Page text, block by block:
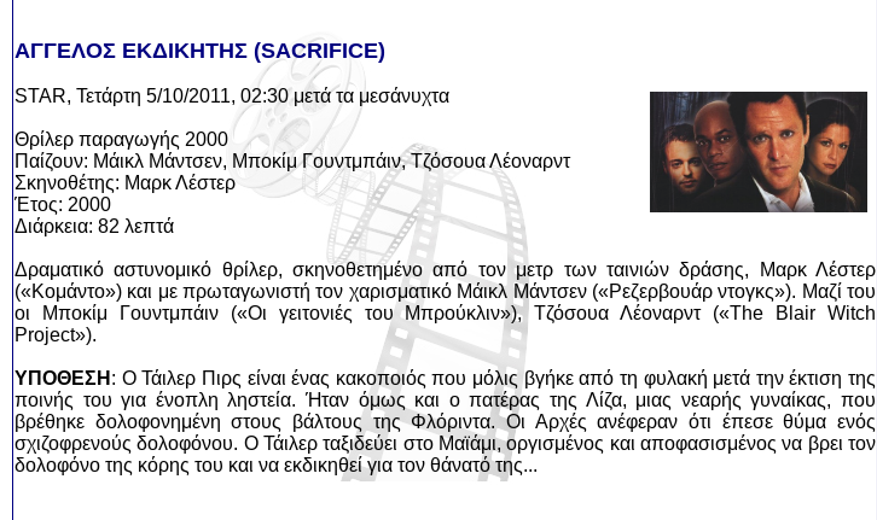
ΑΓΓΕΛΟΣ ΕΚΔΙΚΗΤΗΣ (SACRIFICE)
STAR, Τετάρτη 5/10/2011, 02:30 μετά τα μεσάνυχτα
Θρίλερ παραγωγής 2000
Παίζουν: Μάικλ Μάντσεν, Μποκίμ Γουντμπάιν, Τζόσουα Λέοναρντ
Σκηνοθέτης: Μαρκ Λέστερ
Έτος: 2000
Διάρκεια: 82 λεπτά
Δραματικό αστυνομικό θρίλερ, σκηνοθετημένο από τον μετρ των ταινιών δράσης, Μαρκ Λέστερ
(«Κομάντο») και με πρωταγωνιστή τον χαρισματικό Μάικλ Μάντσεν («Ρεζερβουάρ ντογκς»). Μαζί του
οι Μποκίμ Γουντμπάιν («Οι γειτονιές του Μπρούκλιν»), Τζόσουα Λέοναρντ («The Blair Witch
Project»).
ΥΠΟΘΕΣΗ : Ο Τάιλερ Πιρς είναι ένας κακοποιός που μόλις βγήκε από τη φυλακή μετά την έκτιση της
ποινής του για ένοπλη ληστεία. Ήταν όμως και ο πατέρας της Λίζα, μιας νεαρής γυναίκας, που
βρέθηκε δολοφονημένη στους βάλτους της Φλόριντα. Οι Αρχές ανέφεραν ότι έπεσε θύμα ενός
σχιζοφρενούς δολοφόνου. Ο Τάιλερ ταξιδεύει στο Μαϊάμι, οργισμένος και αποφασισμένος να βρει τον
δολοφόνο της κόρης του και να εκδικηθεί για τον θάνατό της...